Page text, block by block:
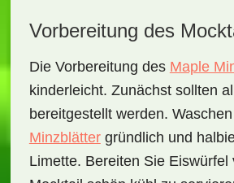
Vorbereitung des
Die Vorbereitung des Maple
kinderleicht. Zunächst sollten
bereitgestellt werden.
Minzblättergründlich und
Limette. Bereiten Sie Eiswürfel